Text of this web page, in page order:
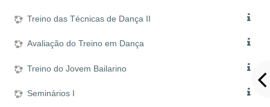
Treino das Técnicas de Dança II
Avaliação do Treino em Dança
Treino do Jovem Bailarino
Seminários I